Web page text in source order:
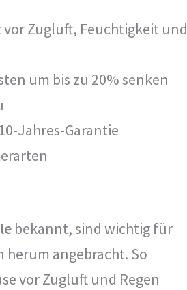
Zugluft, Feuchtigkeit und
um bis zu 20% senken
Jahres-Garantie
bekannt, sind wichtig für
herum angebracht. So
vor Zugluft und Regen